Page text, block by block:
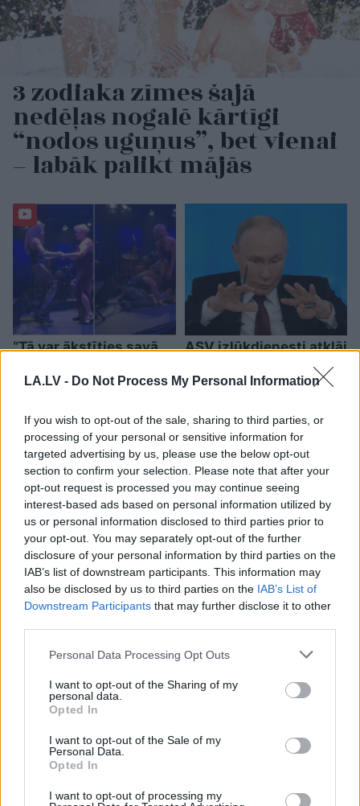
LA.LV - Do Not Process My Personal Information
If you wish to opt-out of the sale, sharing to third parties, or
processing of your personal or sensitive information for
targeted advertising by us, please use the below opt-out
section to confirm your selection. Please note that after your
opt-out request is processed you may continue seeing
interest-based ads based on personal information utilized by
us or personal information disclosed to third parties prior to
your opt-out. You may separately opt-out of the further
disclosure of your personal information by third parties on the
IAB’s list of downstream participants. This information may
also be disclosed by us to third parties on the IAB’s List of
Downstream Participants that may further disclose it to other
Please note that this website/app uses one or more Google
not limited to your visit or usage behaviour. You may click to
grant or deny consent to Google and its third-party tags to
use your data for below specified purposes in below Google
consent section.
Personal Data Processing Opt Outs
I want to opt-out of the Sharing of my
personal data.
Opted In
I want to opt-out of the Sale of my
Personal Data.
Opted In
I want to opt-out of processing my
3 zodiaka zīmes šajā
nedēļas nogalē kārtīgi
“nodos uguņus”, bet vienai
– labāk palikt mājās
“Tā var ākstīties savā
skatuves!” Elita
skatuves deja ar
Eirovīzijas zvaigzni
ASV izlūkdienesti atklāj
nākamo soli: risks
TESTS.Tikai cilvēki ar
laucinieka DNS spēs iegūt
80% šajā lauku gudrību
testā